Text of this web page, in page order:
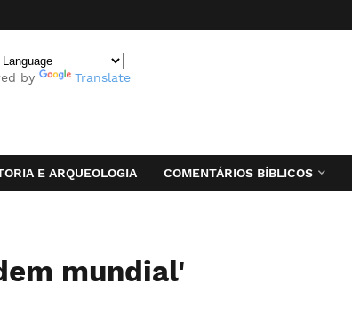
by Translate
E ARQUEOLOGIA COMENTÁRIOS BÍBLICOS
mundial'